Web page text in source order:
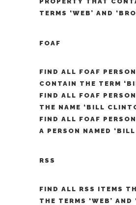
TERMS ‘WEB’ AND
FOAF
FIND ALL FOAF
CONTAIN THE TERM
FIND ALL FOAF
THE NAME ‘BILL
FIND ALL FOAF
A PERSON NAMED
RSS
FIND ALL RSS ITEMS
THE TERMS ‘WEB’ AND